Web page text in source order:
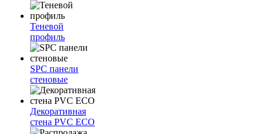
Теневой
профиль
SPC панели
стеновые
Декоративная
стена PVC ECO